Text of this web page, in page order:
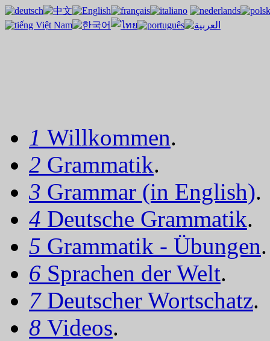
1 Willkommen.
2 Grammatik.
3 Grammar (in English).
4 Deutsche Grammatik.
5 Grammatik - Übungen.
6 Sprachen der Welt.
7 Deutscher Wortschatz.
8 Videos.